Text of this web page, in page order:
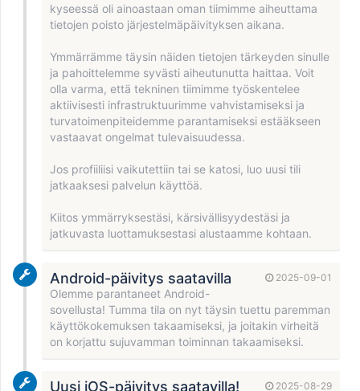
kyseessä oli ainoastaan oman tiimimme aiheuttama
tietojen poisto järjestelmäpäivityksen aikana.
Ymmärrämme täysin näiden tietojen tärkeyden sinulle
ja pahoittelemme syvästi aiheutunutta haittaa. Voit
olla varma, että tekninen tiimimme työskentelee
aktiivisesti infrastruktuurimme vahvistamiseksi ja
turvatoimenpiteidemme parantamiseksi estääkseen
vastaavat ongelmat tulevaisuudessa.
Jos profiiliisi vaikutettiin tai se katosi, luo uusi tili
jatkaaksesi palvelun käyttöä.
Kiitos ymmärryksestäsi, kärsivällisyydestäsi ja
jatkuvasta luottamuksestasi alustaamme kohtaan.
2025-09-01
Android-päivitys saatavilla
Olemme parantaneet Android-
sovellusta! Tumma tila on nyt täysin tuettu paremman
käyttökokemuksen takaamiseksi, ja joitakin virheitä
on korjattu sujuvamman toiminnan takaamiseksi.
2025-08-29
Uusi iOS-päivitys saatavilla!